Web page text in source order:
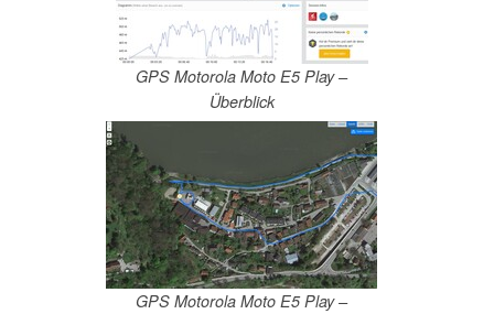
GPS Motorola Moto E5 Play –
Überblick
GPS Motorola Moto E5 Play –